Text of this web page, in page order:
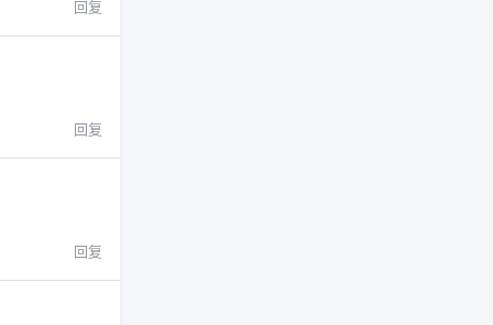
回复
回复
回复